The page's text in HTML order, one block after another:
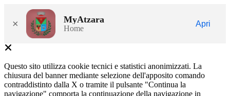
× MyAtzara
Home
Apri
Questo sito utilizza cookie tecnici e statistici anonimizzati. La
chiusura del banner mediante selezione dell'apposito comando
contraddistinto dalla X o tramite il pulsante "Continua la
navigazione" comporta la continuazione della navigazione in